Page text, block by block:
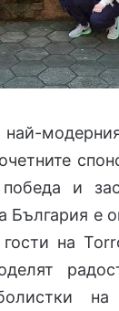
най-
победа и
България е
на